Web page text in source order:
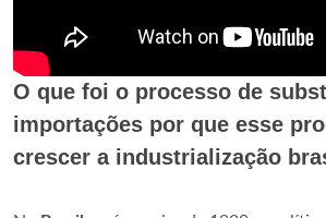
O que foi o processo de
importações por que esse
crescer a industrialização